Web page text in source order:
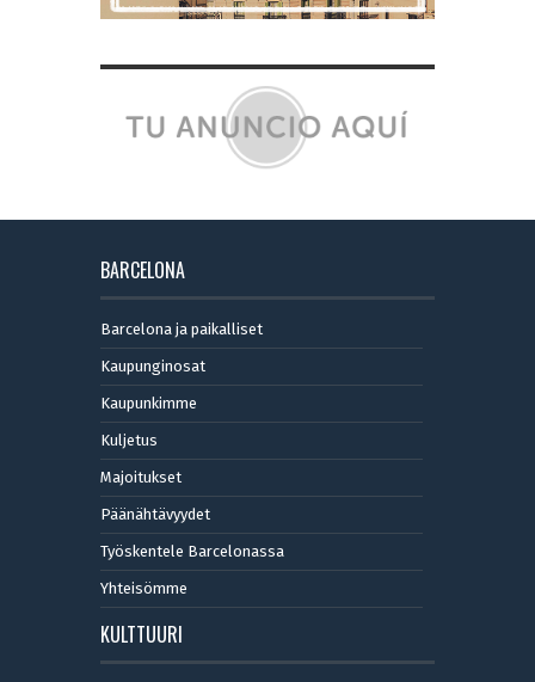
BARCELONA
Barcelona ja paikalliset
Kaupunginosat
Kaupunkimme
Kuljetus
Majoitukset
Päänähtävyydet
Työskentele Barcelonassa
Yhteisömme
KULTTUURI